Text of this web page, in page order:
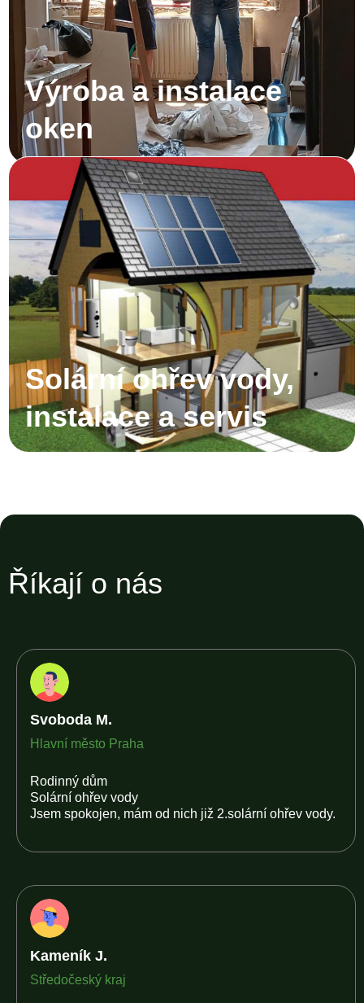
Výroba a instalace
oken
Solární ohřev vody,
instalace a servis
Říkají o nás
Svoboda M.
Hlavní město Praha
Rodinný dům
Solární ohřev vody
Jsem spokojen, mám od nich již 2.solární ohřev vody.
Kameník J.
Středočeský kraj